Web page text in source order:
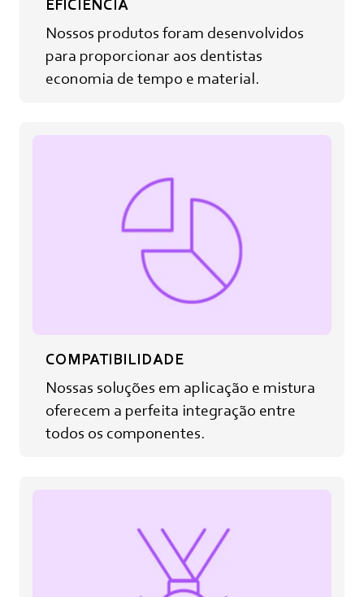
EFICIÊNCIA
Nossos produtos foram desenvolvidos
para proporcionar aos dentistas
economia de tempo e material.
COMPATIBILIDADE
Nossas soluções em aplicação e mistura
oferecem a perfeita integração entre
todos os componentes.